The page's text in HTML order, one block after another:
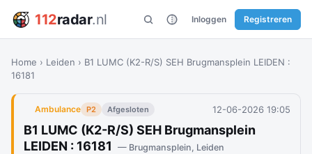
112radar.nl Inloggen Registreren
Home › Leiden › B1 LUMC (K2-R/S) SEH Brugmansplein LEIDEN :
16181
Ambulance P2 Afgesloten 12-06-2026 19:05
B1 LUMC (K2-R/S) SEH Brugmansplein
LEIDEN : 16181
— Brugmansplein, Leiden